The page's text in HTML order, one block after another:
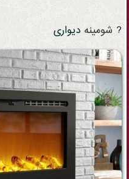
? شومینه دیواری